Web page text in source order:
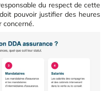
du respect de cette
pouvoir justifier des heures
concerné.